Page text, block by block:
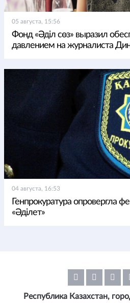
05 августа, 15:56
Фонд «Әділ сөз» выразил
давлением на журналиста
04 августа, 16:53
Генпрокуратура опровергла
«Әділет»
Республика Казахстан,